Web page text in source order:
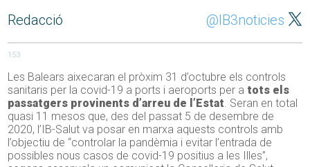
Redacció @IB3noticies
153
Les Balears aixecaran el pròxim 31 d’octubre els controls
sanitaris per la covid-19 a ports i aeroports per a tots els
passatgers provinents d’arreu de l’Estat. Seran en total
quasi 11 mesos que, des del passat 5 de desembre de
2020, l’IB-Salut va posar en marxa aquests controls amb
l’objectiu de “controlar la pandèmia i evitar l’entrada de
possibles nous casos de covid-19 positius a les Illes”,